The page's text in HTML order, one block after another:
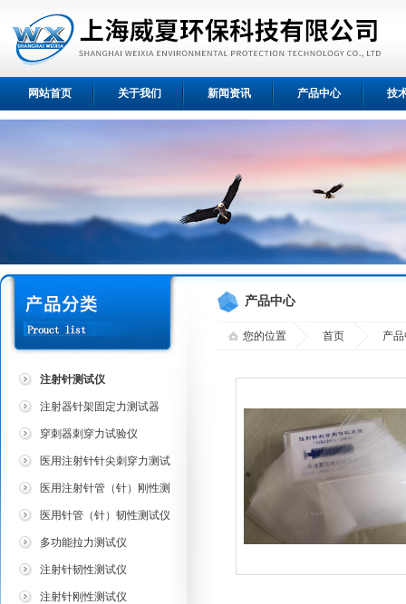
网站首页 关于我们 新闻资讯 产品中心 技
注射针测试仪
注射器针架固定力测试器
穿刺器刺穿力试验仪
医用注射针针尖刺穿力测试
仪
医用注射针管（针）刚性测
试仪
医用针管（针）韧性测试仪
多功能拉力测试仪
注射针韧性测试仪
注射针刚性测试仪
产品中心
您的位置 首页 产